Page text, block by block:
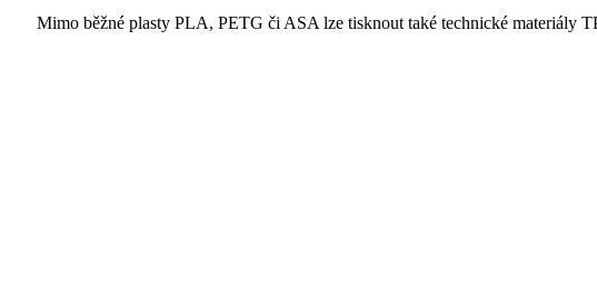
Mimo běžné plasty PLA, PETG či ASA lze tisknout také technické materiály